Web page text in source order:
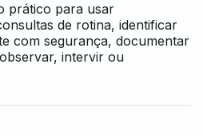
prático para usar
de rotina, identificar
com segurança, documentar
intervir ou